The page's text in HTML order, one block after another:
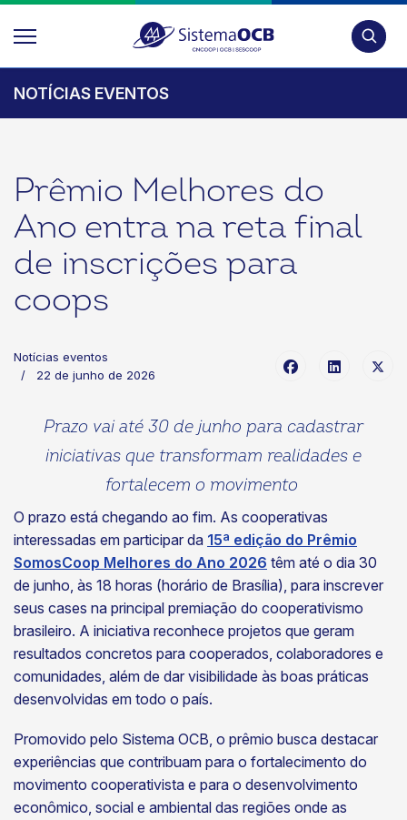
NOTÍCIAS EVENTOS
Prêmio Melhores do
Ano entra na reta final
de inscrições para
coops
Notícias eventos
22 de junho de 2026
Prazo vai até 30 de junho para cadastrar
iniciativas que transformam realidades e
fortalecem o movimento
O prazo está chegando ao fim. As cooperativas
interessadas em participar da 15ª edição do Prêmio
SomosCoop Melhores do Ano 2026 têm até o dia 30
de junho, às 18 horas (horário de Brasília), para inscrever
seus cases na principal premiação do cooperativismo
brasileiro. A iniciativa reconhece projetos que geram
resultados concretos para cooperados, colaboradores e
comunidades, além de dar visibilidade às boas práticas
desenvolvidas em todo o país.
Promovido pelo Sistema OCB, o prêmio busca destacar
experiências que contribuam para o fortalecimento do
movimento cooperativista e para o desenvolvimento
econômico, social e ambiental das regiões onde as